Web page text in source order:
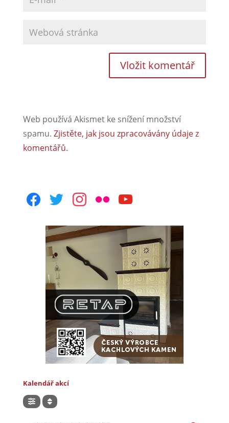
Web používá Akismet ke snížení množství
spamu. Zjistěte, jak jsou zpracovávány údaje z
komentářů.
facebooktwitterinstagram
flickr youtube
Kalendář akcí